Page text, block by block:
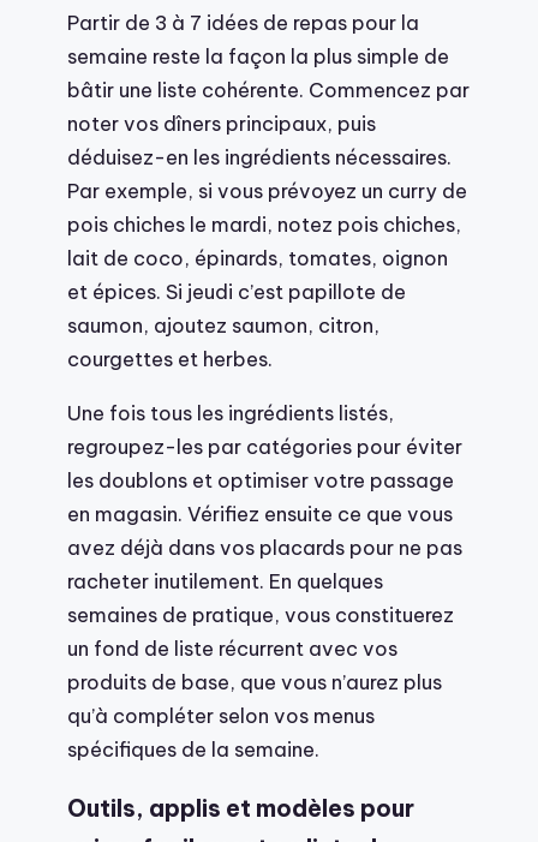
Partir de 3 à 7 idées de repas pour la
semaine reste la façon la plus simple de
bâtir une liste cohérente. Commencez par
noter vos dîners principaux, puis
déduisez-en les ingrédients nécessaires.
Par exemple, si vous prévoyez un curry de
pois chiches le mardi, notez pois chiches,
lait de coco, épinards, tomates, oignon
et épices. Si jeudi c’est papillote de
saumon, ajoutez saumon, citron,
courgettes et herbes.
Une fois tous les ingrédients listés,
regroupez-les par catégories pour éviter
les doublons et optimiser votre passage
en magasin. Vérifiez ensuite ce que vous
avez déjà dans vos placards pour ne pas
racheter inutilement. En quelques
semaines de pratique, vous constituerez
un fond de liste récurrent avec vos
produits de base, que vous n’aurez plus
qu’à compléter selon vos menus
spécifiques de la semaine.
Outils, applis et modèles pour